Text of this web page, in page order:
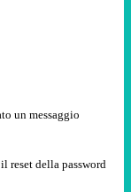
un messaggio
reset della password